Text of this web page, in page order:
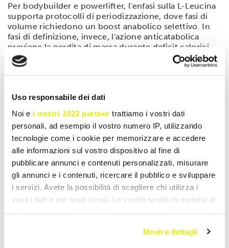
Uso responsabile dei dati
Noi e i nostri 1022 partner trattiamo i vostri dati
personali, ad esempio il vostro numero IP, utilizzando
tecnologie come i cookie per memorizzare e accedere
alle informazioni sul vostro dispositivo al fine di
pubblicare annunci e contenuti personalizzati, misurare
gli annunci e i contenuti, ricercare il pubblico e sviluppare
i servizi. Avete la possibilità di scegliere chi utilizza i
vostri dati e per quali scopi. Le vostre scelte in materia di
modificare o revocare il proprio consenso in qualsiasi
Mostra dettagli
Per bodybuilder e powerlifter, l'enfasi sulla L-Leucina
supporta protocolli di periodizzazione, dove fasi di
volume richiedono un boost anabolico selettivo. In
fasi di definizione, invece, l'azione anticatabolica
previene la perdita di massa durante deficit calorici,
preservando la composizione corporea. La Vitamina
B6, inoltre, aiuta nella regolazione ormonale,
supportando la produzione di steroidi anabolizzanti
indiretta attraverso il metabolismo degli aminoacidi
Nel contesto di sport di squadra, come il calcio o il
basket, dove la fatica accumulata è multifattoriale, i
BCAA mitigano il declino delle prestazioni nel
secondo tempo, grazie alla loro capacità di modulare
la risposta infiammatoria via inibizione di NF-kB. La
Vitamina B1 rafforza questo effetto mantenendo
l'integrità delle membrane mitocondriali, essenziale
per un recupero rapido tra quarti o periodi.
azotoso muscolare, con un dosaggio di5.000 mg